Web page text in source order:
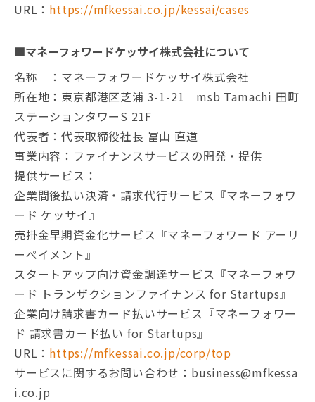
URL： https://mfkessai.co.jp/kessai/cases
■マネーフォワードケッサイ株式会社について
名称 ：マネーフォワードケッサイ株式会社
所在地：東京都港区芝浦 3-1-21 msb Tamachi 田町
ステーションタワーS 21F
代表者：代表取締役社長 冨山 直道
事業内容：ファイナンスサービスの開発・提供
提供サービス：
企業間後払い決済・請求代行サービス『マネーフォワ
ード ケッサイ』
売掛金早期資金化サービス『マネーフォワード アーリ
ーぺイメント』
スタートアップ向け資金調達サービス『マネーフォワ
ード トランザクションファイナンス for Startups』
企業向け請求書カード払いサービス『マネーフォワー
ド 請求書カード払い for Startups』
URL： https://mfkessai.co.jp/corp/top
サービスに関するお問い合わせ：business@mfkessa
i.co.jp